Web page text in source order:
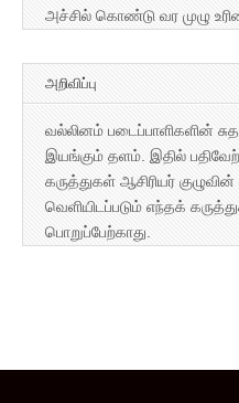
அச்சில் கொண்டு வர முழு
அறிவிப்பு
வல்லினம் படைப்பாளிகளின்
இயங்கும் தளம். இதில்
கருத்துகள் ஆசிரியர்
வெளியிடப்படும் எந்தக்
பொறுப்பேற்காது.